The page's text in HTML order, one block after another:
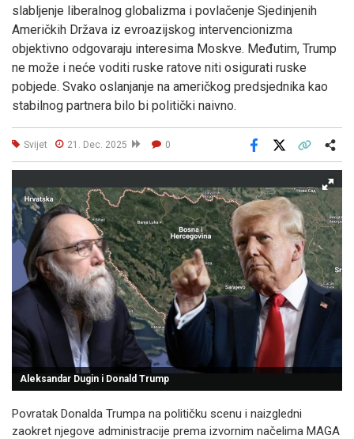
slabljenje liberalnog globalizma i povlačenje Sjedinjenih
Američkih Država iz evroazijskog intervencionizma
objektivno odgovaraju interesima Moskve. Međutim, Trump
ne može i neće voditi ruske ratove niti osigurati ruske
pobjede. Svako oslanjanje na američkog predsjednika kao
stabilnog partnera bilo bi politički naivno.
Svijet 21. Dec. 2025 0
Facebook
Aleksandar Dugin i Donald Trump
Povratak Donalda Trumpa na političku scenu i naizgledni
zaokret njegove administracije prema izvornim načelima MAGA